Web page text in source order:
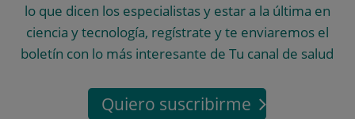
lo que dicen los especialistas y estar a la última en
ciencia y tecnología, regístrate y te enviaremos el
boletín con lo más interesante de Tu canal de salud
Quiero suscribirme